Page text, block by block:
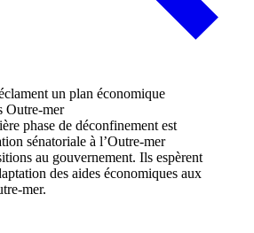
phase de déconfinement est
sénatoriale à l’Outre-mer
au gouvernement. Ils espèrent
des aides économiques aux
mer.